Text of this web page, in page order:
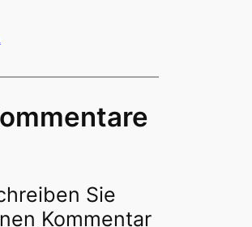
Sie
Kommentar